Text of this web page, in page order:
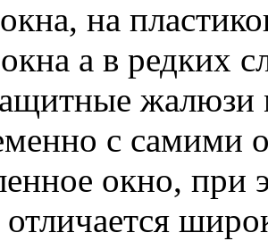
на
а в редких
жалюзи
с самими
окно,